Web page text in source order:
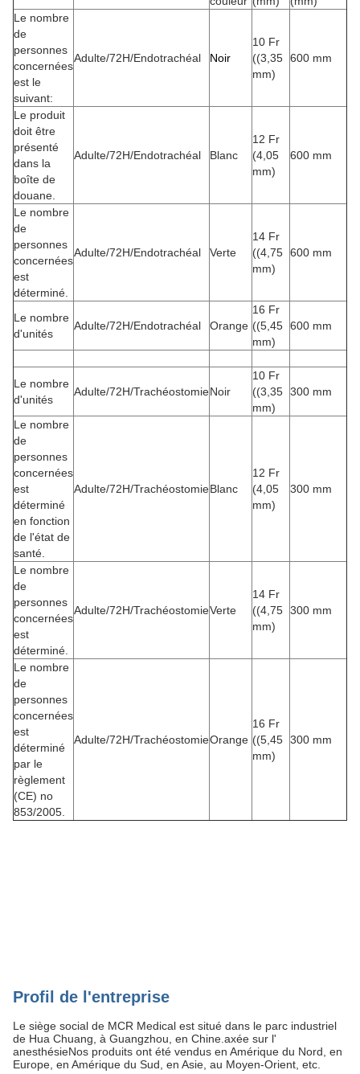
Le nombre
de
personnes
concernées
est le
suivant:
Adulte/72H/Endotrachéal Noir
10 Fr
((3,35
mm)
600 mm
Le produit
doit être
présenté
dans la
boîte de
douane.
Adulte/72H/Endotrachéal Blanc
12 Fr
(4,05
mm)
600 mm
Le nombre
de
personnes
concernées
est
déterminé.
Adulte/72H/Endotrachéal Verte
14 Fr
((4,75
mm)
600 mm
Le nombre
d'unités
Adulte/72H/Endotrachéal Orange
16 Fr
((5,45
mm)
600 mm
Le nombre
d'unités
Adulte/72H/TrachéostomieNoir
10 Fr
((3,35
mm)
300 mm
Le nombre
de
personnes
concernées
est
déterminé
en fonction
de l'état de
santé.
Adulte/72H/TrachéostomieBlanc
12 Fr
(4,05
mm)
300 mm
Le nombre
de
personnes
concernées
est
déterminé.
Adulte/72H/TrachéostomieVerte
14 Fr
((4,75
mm)
300 mm
Le nombre
de
personnes
concernées
est
déterminé
par le
règlement
(CE) no
853/2005.
Adulte/72H/TrachéostomieOrange
16 Fr
((5,45
mm)
300 mm
Profil de l'entreprise
Le siège social de MCR Medical est situé dans le parc industriel
de Hua Chuang, à Guangzhou, en Chine.axée sur l'
anesthésieNos produits ont été vendus en Amérique du Nord, en
Europe, en Amérique du Sud, en Asie, au Moyen-Orient, etc.